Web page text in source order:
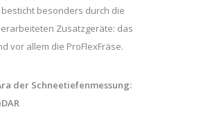
besonders durch die
Zusatzgeräte: das
vor allem die ProFlexFräse.
der Schneetiefenmessung: